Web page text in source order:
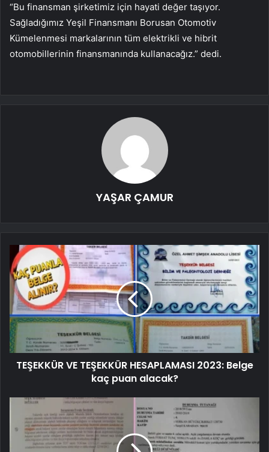
“Bu finansman şirketimiz için hayati değer taşıyor.
Sağladığımız Yeşil Finansmanı Borusan Otomotiv
Kümelenmesi markalarının tüm elektrikli ve hibrit
otomobillerinin finansmanında kullanacağız.” dedi.
YAŞAR ÇAMUR
TEŞEKKÜR VE TEŞEKKÜR HESAPLAMASI 2023: Belge
kaç puan alacak?